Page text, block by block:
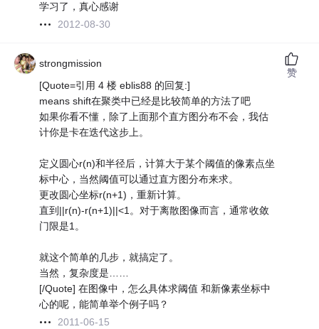
学习了，真心感谢
2012-08-30
strongmission
[Quote=引用 4 楼 eblis88 的回复:]
means shift在聚类中已经是比较简单的方法了吧
如果你看不懂，除了上面那个直方图分布不会，我估
计你是卡在迭代这步上。
定义圆心r(n)和半径后，计算大于某个阈值的像素点坐
标中心，当然阈值可以通过直方图分布来求。
更改圆心坐标r(n+1)，重新计算。
直到||r(n)-r(n+1)||<1。对于离散图像而言，通常收敛
门限是1。
就这个简单的几步，就搞定了。
当然，复杂度是……
[/Quote] 在图像中，怎么具体求阈值 和新像素坐标中
心的呢，能简单举个例子吗？
2011-06-15
赞